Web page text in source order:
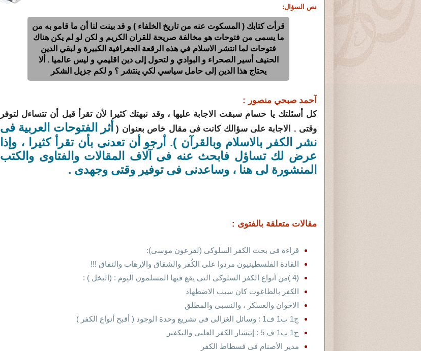
نص السؤال:
قرأت كتابك ( المسكوت عنه من تاريخ الخلفاء ) و قد بينت لنا أن ما قامو به من
ما يسمى من فتوحات هو مخالفة صريحة للقران الكريم و لكن لو لم يكن هناك
فتوحات لما انتشر الاسلام في هذه الرقعة الجغرافية الكبيرة و لبقي الدين
الحنيف أسير الصحراء و البوادي و لتحول إلى دين اقليمي و ليس عالميا . ألا
يحتاج هذا الدين إلى حامل سياسي لكي ينتشر ؟ و لكم جزيل الشكر
آحمد صبحي منصور :
كل أسئلتك يا حسام سبقت الاجابة عليها ، وقد نبهتك كثيرا لأن تقرأ قبل أن تتساءل لتوفر
وقتى . الاجابة على سؤالك كانت فى مقال خاص بعنوان ( أثر الفتوحات العربية فى
نشر الكفر بالاسلام وبالقرآن ). أرجو أن تعدنى بأن تقرأ كثيرا ، وإذا
عرض لك تساؤل فابحث عنه فى آلاف المقالات والفتاوى والكتب
المنشورة لى هنا ، وساعدنى فى توفير وقتى وجهدى .
مقالات متعلقة بالفتوى :
قراءة فى بحث الكفر السلوكى (لفرعون موسى):
القادة الفلسطينيون مردوا على الكُفر والشقاق والإرهاب والنفاق !!!
(4 )من أنواع الكفر السلوكى التى يقع فيها المسلمون اليوم : (البخل ) :
الكفر بالطاغوت كان سبب الاضطهاد
الاخوان والعسكر ، والنسبى والمطلق
ج1 ب1 ف1 : وسائل الغزالى فى تشريع وحدة الوجود ( أقبح أنواع الكفر )
ج1 ب1 ف 5 : إنتشار الكفر العلنى والتكفير
مدير الأصنام فى فسطاط الكفر